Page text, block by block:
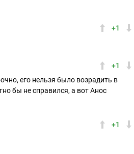
+1
+1
его нельзя было возрадить в
бы не справился, а вот Анос
+1